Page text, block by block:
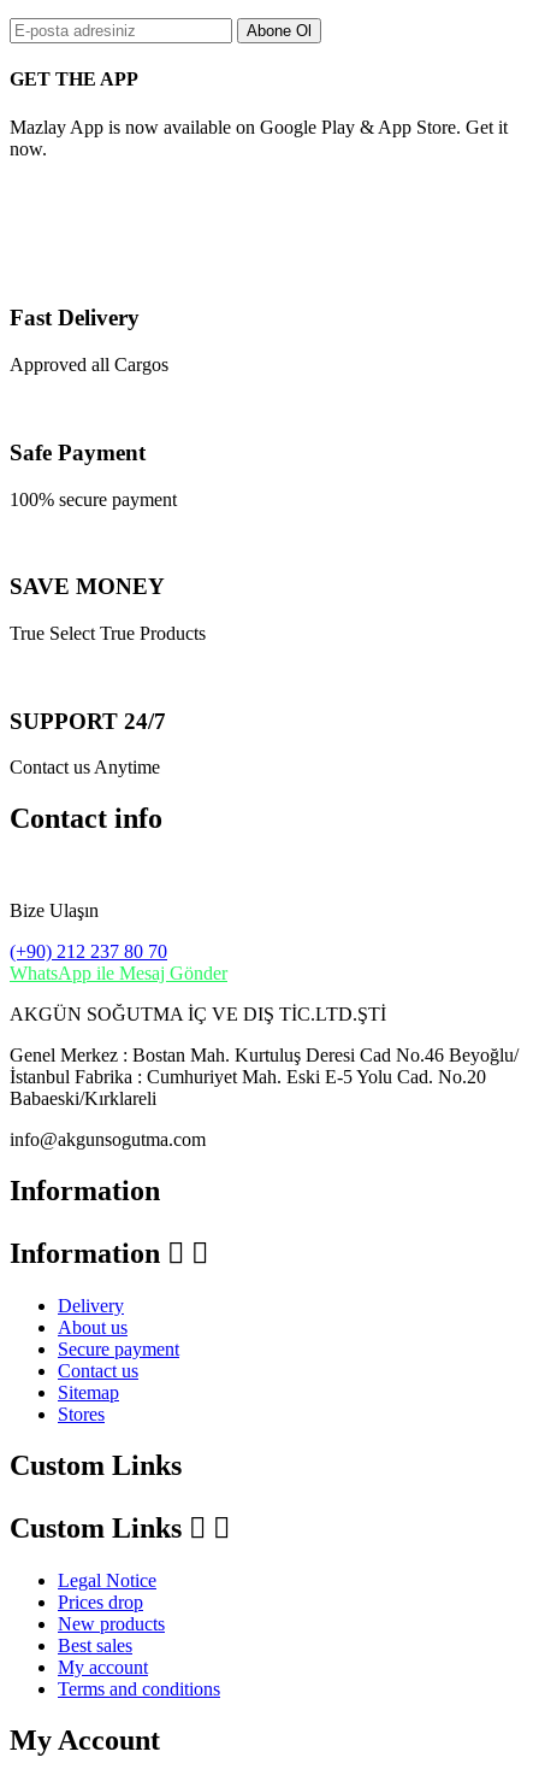
Abone Ol
GET THE APP
Mazlay App is now available on Google Play & App Store. Get it
now.
Fast Delivery
Approved all Cargos
Safe Payment
100% secure payment
SAVE MONEY
True Select True Products
SUPPORT 24/7
Contact us Anytime
Contact info
Bize Ulaşın
(+90) 212 237 80 70
WhatsApp ile Mesaj Gönder
AKGÜN SOĞUTMA İÇ VE DIŞ TİC.LTD.ŞTİ
Genel Merkez : Bostan Mah. Kurtuluş Deresi Cad No.46 Beyoğlu/
İstanbul Fabrika : Cumhuriyet Mah. Eski E-5 Yolu Cad. No.20
Babaeski/Kırklareli
info@akgunsogutma.com
Information
Information  
Delivery
About us
Secure payment
Contact us
Sitemap
Stores
Custom Links
Custom Links  
Legal Notice
Prices drop
New products
Best sales
My account
Terms and conditions
My Account